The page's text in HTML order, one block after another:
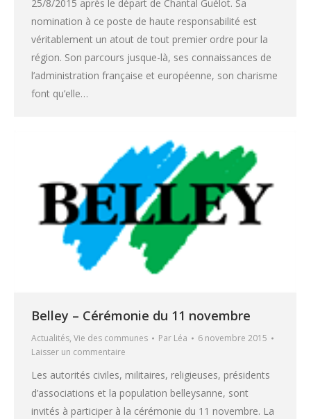
25/8/2015 après le départ de Chantal Guélot. Sa
nomination à ce poste de haute responsabilité est
véritablement un atout de tout premier ordre pour la
région. Son parcours jusque-là, ses connaissances de
l’administration française et européenne, son charisme
font qu’elle…
Belley – Cérémonie du 11 novembre
Actualités, Vie des communes Par Léa
6 novembre 2015
Laisser un commentaire
Les autorités civiles, militaires, religieuses, présidents
d’associations et la population belleysanne, sont
invités à participer à la cérémonie du 11 novembre. La